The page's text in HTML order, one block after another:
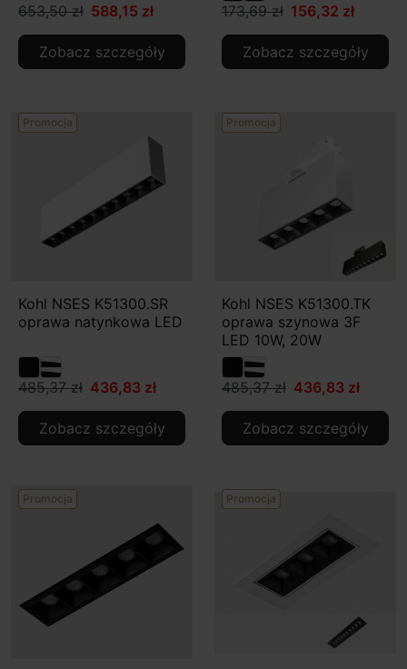
653,50 zł 588,15 zł
Zobacz szczegóły
173,69 zł 156,32 zł
Zobacz szczegóły
Promocja
Kohl NSES K51300.SR
oprawa natynkowa LED
485,37 zł 436,83 zł
Zobacz szczegóły
Promocja
Kohl NSES K51300.TK
oprawa szynowa 3F
LED 10W, 20W
485,37 zł 436,83 zł
Zobacz szczegóły
Promocja Promocja